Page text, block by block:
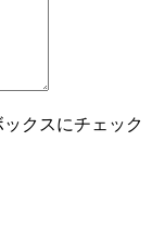
クスにチェック